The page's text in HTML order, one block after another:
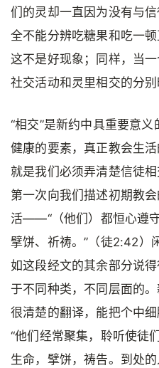
们的灵却一直因为没有与
全不能分辨吃糖果和吃一
这不是好现象；同样，当
社交活动和灵里相交的分别
“相交”是新约中具重要意
健康的要素，真正教会生
就是我们必须弄清楚信徒
第一次向我们描述初期教
活——“（他们）都恒心遵
擘饼、祈祷。”（徒2:42）
如这段经文的其余部分说
于不同种类，不同层面的
很清楚的翻译，能把个中
“他们经常聚集，聆听使徒
生命，擘饼，祷告。到处